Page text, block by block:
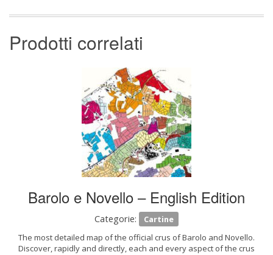
Prodotti correlati
Barolo e Novello – English Edition
Categorie:
Cartine
The most detailed map of the official crus of Barolo and Novello.
Discover, rapidly and directly, each and every aspect of the crus